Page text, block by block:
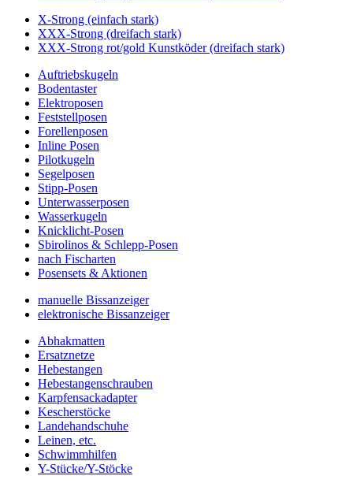
X-Strong (einfach stark)
XXX-Strong (dreifach stark)
XXX-Strong rot/gold Kunstköder (dreifach stark)
Auftriebskugeln
Bodentaster
Elektroposen
Feststellposen
Forellenposen
Inline Posen
Pilotkugeln
Segelposen
Stipp-Posen
Unterwasserposen
Wasserkugeln
Knicklicht-Posen
Sbirolinos & Schlepp-Posen
nach Fischarten
Posensets & Aktionen
manuelle Bissanzeiger
elektronische Bissanzeiger
Abhakmatten
Ersatznetze
Hebestangen
Hebestangenschrauben
Karpfensackadapter
Kescherstöcke
Landehandschuhe
Leinen, etc.
Schwimmhilfen
Y-Stücke/Y-Stöcke